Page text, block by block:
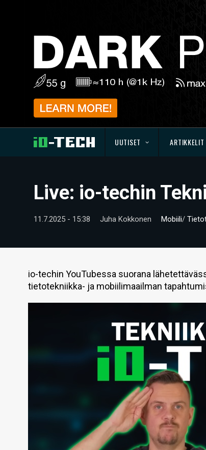
UUTISET ARTIKKELIT
Live: io-techin
11.7.2025 - 15:38 Juha Kokkonen Mobiili/
io-techin YouTubessa suorana
tietotekniikka- ja mobiilimaailman